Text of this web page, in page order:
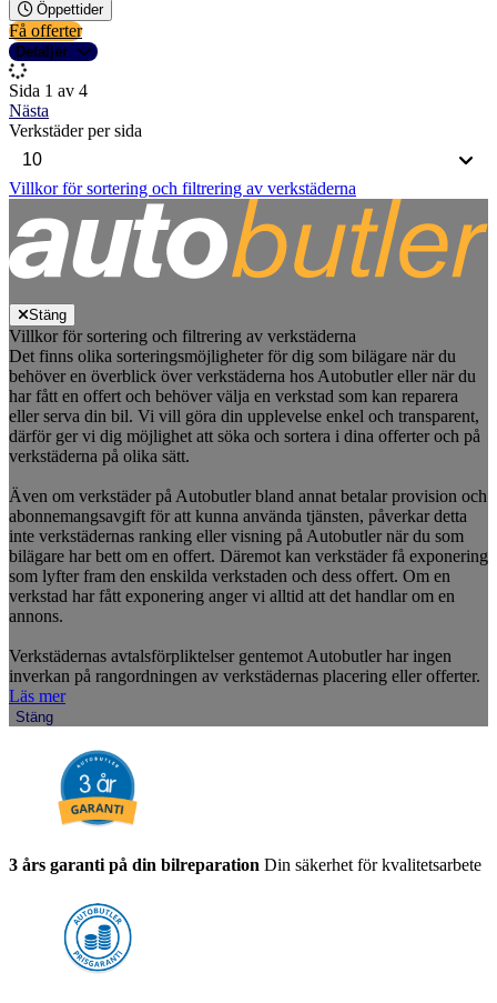
Öppettider
Få offerter
Detaljer
Sida 1 av 4
Nästa
Verkstäder per sida
Villkor för sortering och filtrering av verkstäderna
Stäng
Villkor för sortering och filtrering av verkstäderna
Det finns olika sorteringsmöjligheter för dig som bilägare när du
behöver en överblick över verkstäderna hos Autobutler eller när du
har fått en offert och behöver välja en verkstad som kan reparera
eller serva din bil. Vi vill göra din upplevelse enkel och transparent,
därför ger vi dig möjlighet att söka och sortera i dina offerter och på
verkstäderna på olika sätt.
Även om verkstäder på Autobutler bland annat betalar provision och
abonnemangsavgift för att kunna använda tjänsten, påverkar detta
inte verkstädernas ranking eller visning på Autobutler när du som
bilägare har bett om en offert. Däremot kan verkstäder få exponering
som lyfter fram den enskilda verkstaden och dess offert. Om en
verkstad har fått exponering anger vi alltid att det handlar om en
annons.
Verkstädernas avtalsförpliktelser gentemot Autobutler har ingen
inverkan på rangordningen av verkstädernas placering eller offerter.
Läs mer
Stäng
3 års garanti på din bilreparation Din säkerhet för kvalitetsarbete